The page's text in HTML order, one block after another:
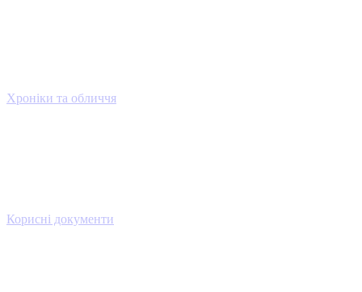
Хроніки та обличчя
Корисні документи